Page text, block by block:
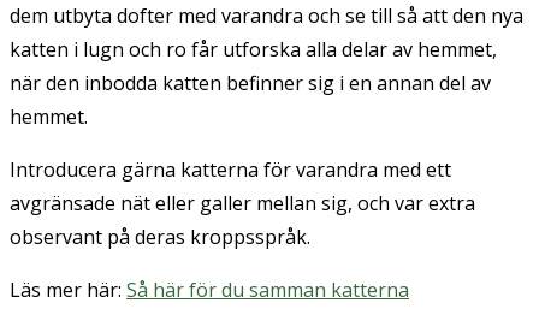
dem utbyta dofter med varandra och se till så att den nya
katten i lugn och ro får utforska alla delar av hemmet,
när den inbodda katten befinner sig i en annan del av
hemmet.
Introducera gärna katterna för varandra med ett
avgränsade nät eller galler mellan sig, och var extra
observant på deras kroppsspråk.
Läs mer här: Så här för du samman katterna